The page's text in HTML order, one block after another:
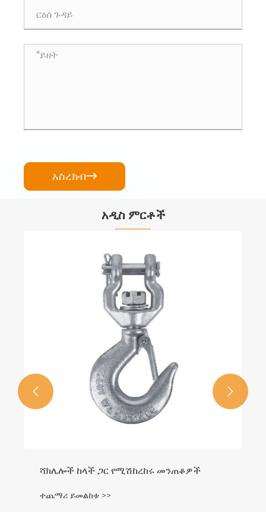
አስረክብ
አዲስ ምርቶች
ሻክሌሎች ከላች ጋር የሚሽከረከሩ መንጠቆዎች
ተጨማሪ ይመልከቱ >>
 